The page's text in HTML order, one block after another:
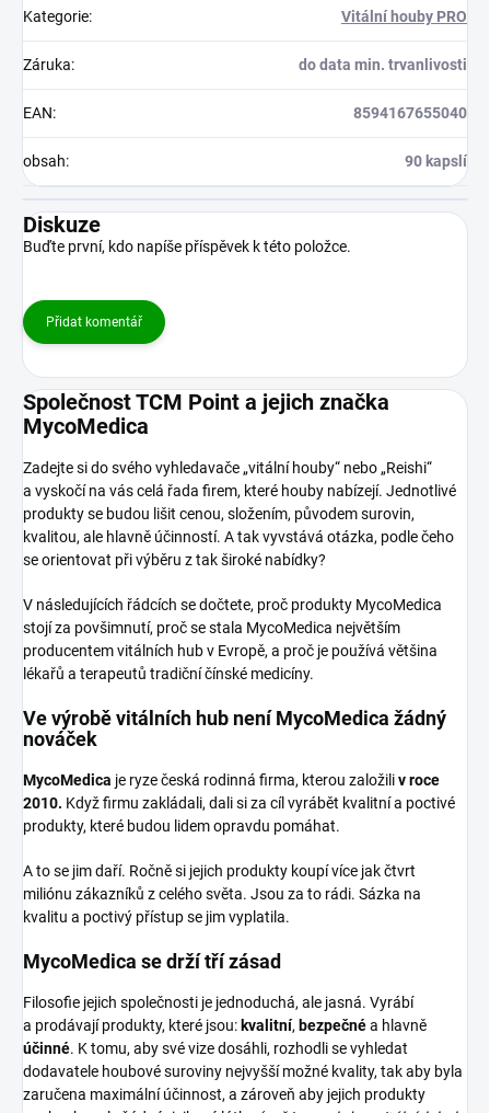
Kategorie: Vitální houby PRO
Záruka: do data min. trvanlivosti
EAN: 8594167655040
obsah: 90 kapslí
Diskuze
Buďte první, kdo napíše příspěvek k této položce.
Přidat komentář
Společnost TCM Point a jejich značka
MycoMedica
Zadejte si do svého vyhledavače „vitální houby“ nebo „Reishi“
a vyskočí na vás celá řada firem, které houby nabízejí. Jednotlivé
produkty se budou lišit cenou, složením, původem surovin,
kvalitou, ale hlavně účinností. A tak vyvstává otázka, podle čeho
se orientovat při výběru z tak široké nabídky?
V následujících řádcích se dočtete, proč produkty MycoMedica
stojí za povšimnutí, proč se stala MycoMedica největším
producentem vitálních hub v Evropě, a proč je používá většina
lékařů a terapeutů tradiční čínské medicíny.
Ve výrobě vitálních hub není MycoMedica žádný
nováček
MycoMedica je ryze česká rodinná firma, kterou založiliv roce
2010. Když firmu zakládali, dali si za cíl vyrábět kvalitní a poctivé
produkty, které budou lidem opravdu pomáhat.
A to se jim daří. Ročně si jejich produkty koupí více jak čtvrt
miliónu zákazníků z celého světa. Jsou za to rádi. Sázka na
kvalitu a poctivý přístup se jim vyplatila.
MycoMedica se drží tří zásad
Filosofie jejich společnosti je jednoduchá, ale jasná. Vyrábí
a prodávají produkty, které jsou: kvalitní, bezpečnéa hlavně
účinné. K tomu, aby své vize dosáhli, rozhodli se vyhledat
dodavatele houbové suroviny nejvyšší možné kvality, tak aby byla
zaručena maximální účinnost, a zároveň aby jejich produkty